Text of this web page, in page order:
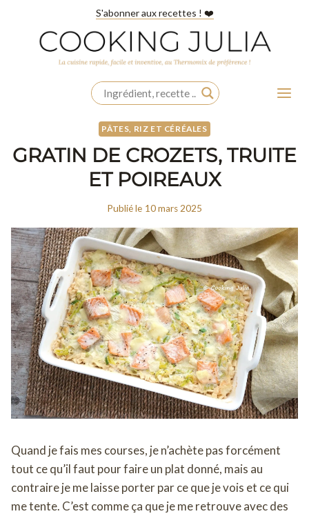
contenu
S'abonner aux recettes ! ❤️
PÂTES, RIZ ET CÉRÉALES
GRATIN DE CROZETS, TRUITE
ET POIREAUX
Publié le 10 mars 2025
Quand je fais mes courses, je n’achète pas forcément
tout ce qu’il faut pour faire un plat donné, mais au
contraire je me laisse porter par ce que je vois et ce qui
me tente. C’est comme ça que je me retrouve avec des